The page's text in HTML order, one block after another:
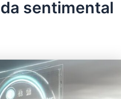
sentimental